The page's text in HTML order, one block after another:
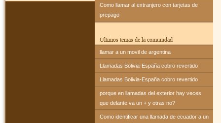
Como llamar al extranjero con tarjetas de
prepago
Últimos temas de la comunidad
llamar a un movil de argentina
Llamadas Bolivia-España cobro revertido
Llamadas Bolivia-España cobro revertido
porque en llamadas del exterior hay veces
que delante va un + y otras no?
Como identificar una llamada de ecuador a un